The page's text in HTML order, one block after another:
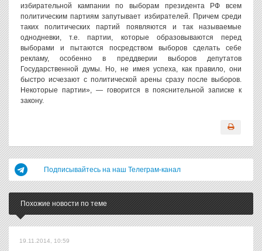
избирательной кампании по выборам президента РФ всем
политическим партиям запутывает избирателей. Причем среди
таких политических партий появляются и так называемые
однодневки, т.е. партии, которые образовываются перед
выборами и пытаются посредством выборов сделать себе
рекламу, особенно в преддверии выборов депутатов
Государственной думы. Но, не имея успеха, как правило, они
быстро исчезают с политической арены сразу после выборов.
Некоторые партии», — говорится в пояснительной записке к
закону.
Подписывайтесь на наш Телеграм-канал
Похожие новости по теме
19.11.2014, 10:59